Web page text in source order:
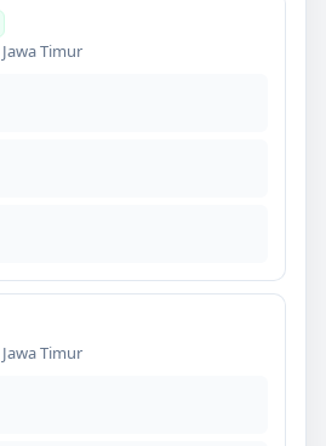
Jawa Timur
Jawa Timur